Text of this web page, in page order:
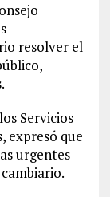
resolver el
Servicios
expresó que
urgentes